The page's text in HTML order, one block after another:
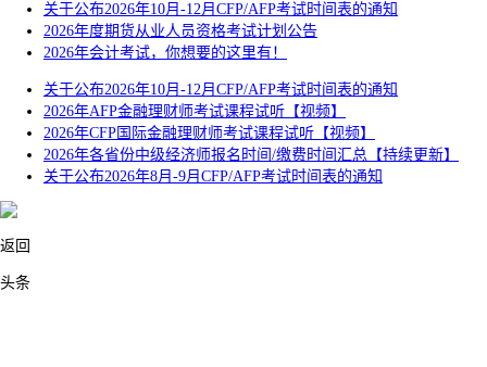
关于公布2026年10月-12月CFP/AFP考试时间表的通知
2026年度期货从业人员资格考试计划公告
2026年会计考试，你想要的这里有！
关于公布2026年10月-12月CFP/AFP考试时间表的通知
2026年AFP金融理财师考试课程试听【视频】
2026年CFP国际金融理财师考试课程试听【视频】
2026年各省份中级经济师报名时间/缴费时间汇总【持续更新】
关于公布2026年8月-9月CFP/AFP考试时间表的通知
返回
头条